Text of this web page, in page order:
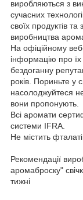
виробляються з
сучасних
своїх продуктів
виробництва
На офіційному
інформацію про їх
бездоганну
років. Пориньте у
насолоджуйтеся
вони пропонують.
Всі аромати
системи IFRA.
Не містить
Рекомендації
аромаброску"
тижні